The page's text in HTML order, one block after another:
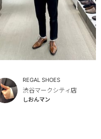
REGAL SHOES
渋谷マークシティ店
しおんマン